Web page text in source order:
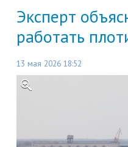
Эксперт
работать
13 мая 2026 18:52